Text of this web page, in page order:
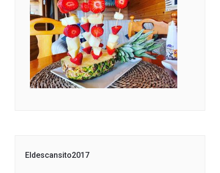
Eldescansito2017